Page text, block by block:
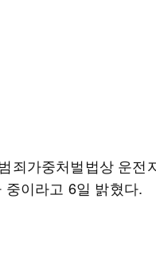
죄가중처벌법상 운전
이라고 6일 밝혔다.